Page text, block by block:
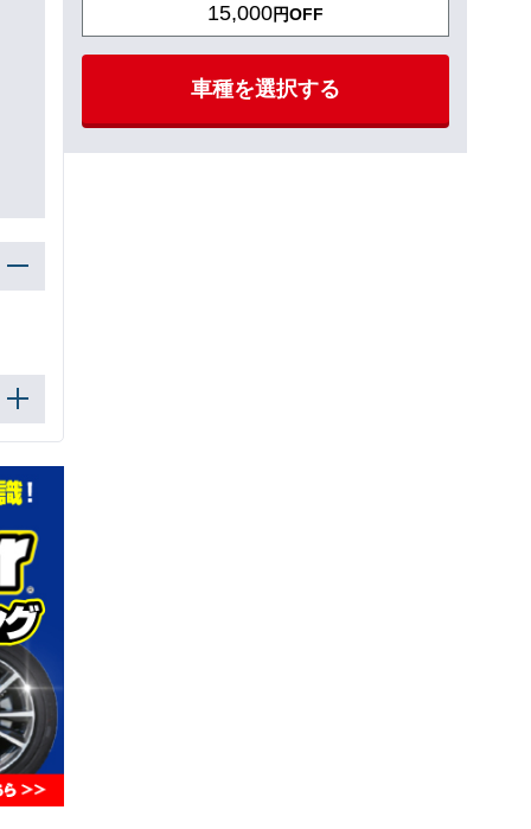
15,000円OFF
車種を選択する